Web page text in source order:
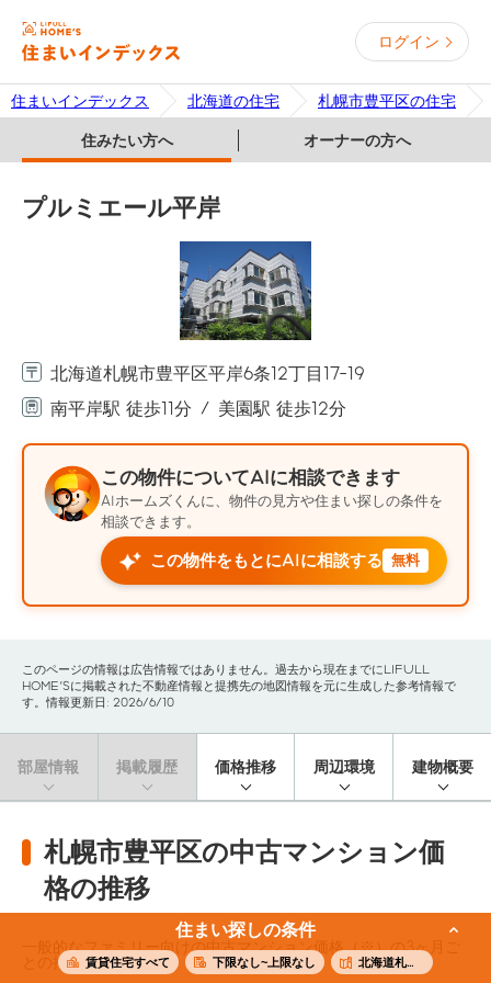
ログイン
住まいインデックス 北海道の住宅 札幌市豊平区の住宅
住みたい方へ オーナーの方へ
住まい探しの条件
賃貸住宅すべて 下限なし~上限なし 北海道札幌市豊平区
プルミエール平岸
北海道札幌市豊平区平岸6条12丁目17-19
南平岸駅 徒歩11分
美園駅 徒歩12分
この物件についてAIに相談できます
AIホームズくんに、物件の見方や住まい探しの条件を
相談できます。
この物件をもとにAIに相談する 無料
このページの情報は広告情報ではありません。過去から現在までにLIFULL
HOME'Sに掲載された不動産情報と提携先の地図情報を元に生成した参考情報で
す。情報更新日: 2026/6/10
部屋情報 掲載履歴 価格推移 周辺環境 建物概要
札幌市豊平区の中古マンション価
格の推移
一般的なファミリー向けの中古マンション価格（※）の3ヶ月ご
との推移です。